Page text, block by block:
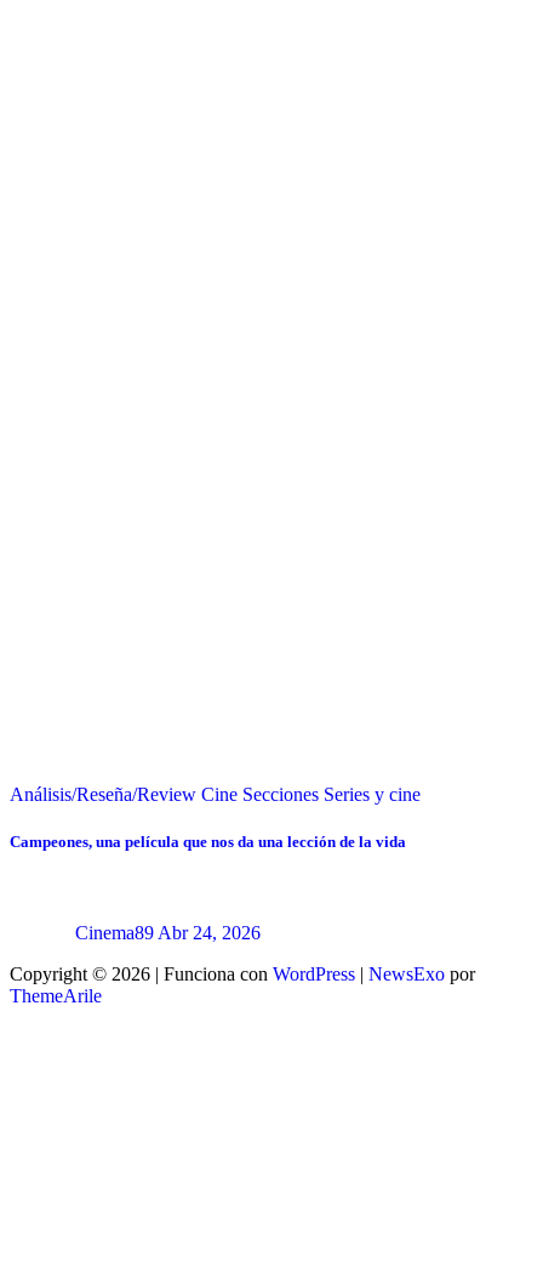
Análisis/Reseña/Review Cine Secciones Series y cine
Campeones, una película que nos da una lección de la vida
Cinema89 Abr 24, 2026
Copyright © 2026 | Funciona con WordPress | NewsExo por
ThemeArile